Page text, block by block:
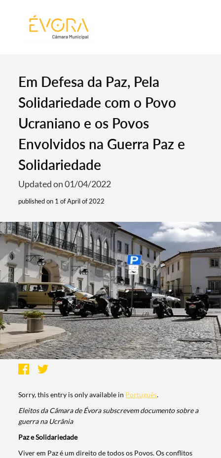
Em Defesa da Paz, Pela
Solidariedade com o Povo
Ucraniano e os Povos
Envolvidos na Guerra Paz e
Solidariedade
Updated on 01/04/2022
published on 1 of April of 2022
Sorry, this entry is only available in Português.
Eleitos da Câmara de Évora subscrevem documento sobre a
guerra na Ucrânia
Paz e Solidariedade
Viver em Paz é um direito de todos os Povos. Os conflitos